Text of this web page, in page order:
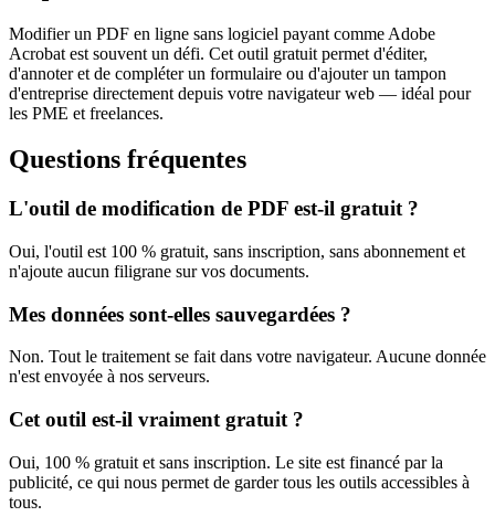
Modifier un PDF en ligne sans logiciel payant comme Adobe
Acrobat est souvent un défi. Cet outil gratuit permet d'éditer,
d'annoter et de compléter un formulaire ou d'ajouter un tampon
d'entreprise directement depuis votre navigateur web — idéal pour
les PME et freelances.
Questions fréquentes
L'outil de modification de PDF est-il gratuit ?
Oui, l'outil est 100 % gratuit, sans inscription, sans abonnement et
n'ajoute aucun filigrane sur vos documents.
Mes données sont-elles sauvegardées ?
Non. Tout le traitement se fait dans votre navigateur. Aucune donnée
n'est envoyée à nos serveurs.
Cet outil est-il vraiment gratuit ?
Oui, 100 % gratuit et sans inscription. Le site est financé par la
publicité, ce qui nous permet de garder tous les outils accessibles à
tous.